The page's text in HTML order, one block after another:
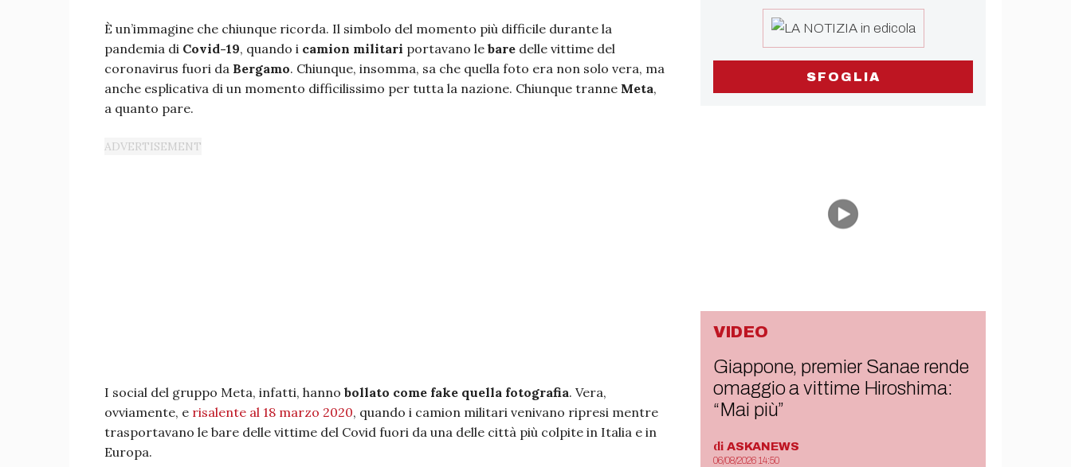
È un’immagine che chiunque ricorda. Il simbolo del momento più difficile durante la
pandemia di Covid-19, quando i camion militari portavano le bare delle vittime del
coronavirus fuori da Bergamo. Chiunque, insomma, sa che quella foto era non solo vera, ma
anche esplicativa di un momento difficilissimo per tutta la nazione. Chiunque tranne Meta,
a quanto pare.
I social del gruppo Meta, infatti, hanno bollato come fake quella fotografia. Vera,
ovviamente, e risalente al 18 marzo 2020, quando i camion militari venivano ripresi mentre
trasportavano le bare delle vittime del Covid fuori da una delle città più colpite in Italia e in
Europa.
SFOGLIA
VIDEO
Giappone, premier Sanae rende
omaggio a vittime Hiroshima:
“Mai più”
di ASKANEWS
06/08/2026 14:50